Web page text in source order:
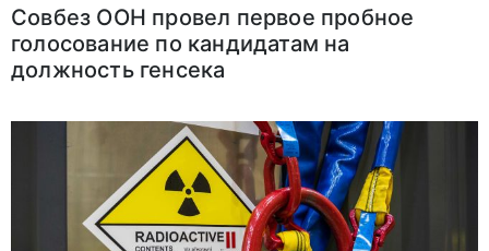
Совбез ООН провел первое пробное
голосование по кандидатам на
должность генсека